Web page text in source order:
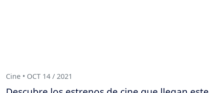
Cine • OCT 14 / 2021